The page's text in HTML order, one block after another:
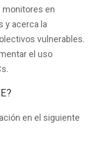
monitores en
y acerca la
vulnerables.
el uso
en el siguiente